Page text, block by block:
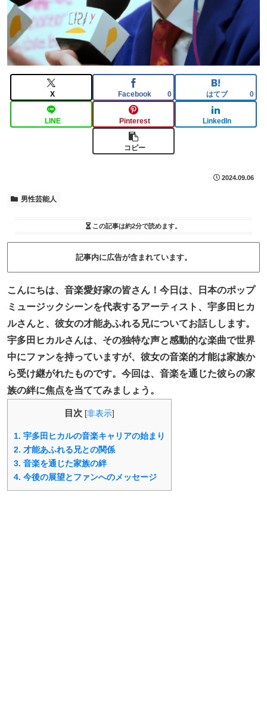
X Facebook 0 はてブ 0
LINE Pinterest LinkedIn
コピー
2024.09.06
男性芸能人
この記事は約2分で読めます。
記事内に広告が含まれています。
こんにちは、音楽愛好家の皆さん！今日は、日本のポップ
ミュージックシーンを代表するアーティスト、宇多田ヒカ
ルさんと、彼女の才能あふれる兄についてお話しします。
宇多田ヒカルさんは、その独特な声と感動的な楽曲で世界
中にファンを持っていますが、彼女の音楽的才能は家族か
ら受け継がれたものです。今回は、音楽を通じた彼らの家
族の絆に焦点を当ててみましょう。
目次 [非表示]
1. 宇多田ヒカルの音楽キャリアの始まり
2. 才能あふれる兄との関係
3. 音楽を通じた家族の絆
4. 今後の展望とファンへのメッセージ